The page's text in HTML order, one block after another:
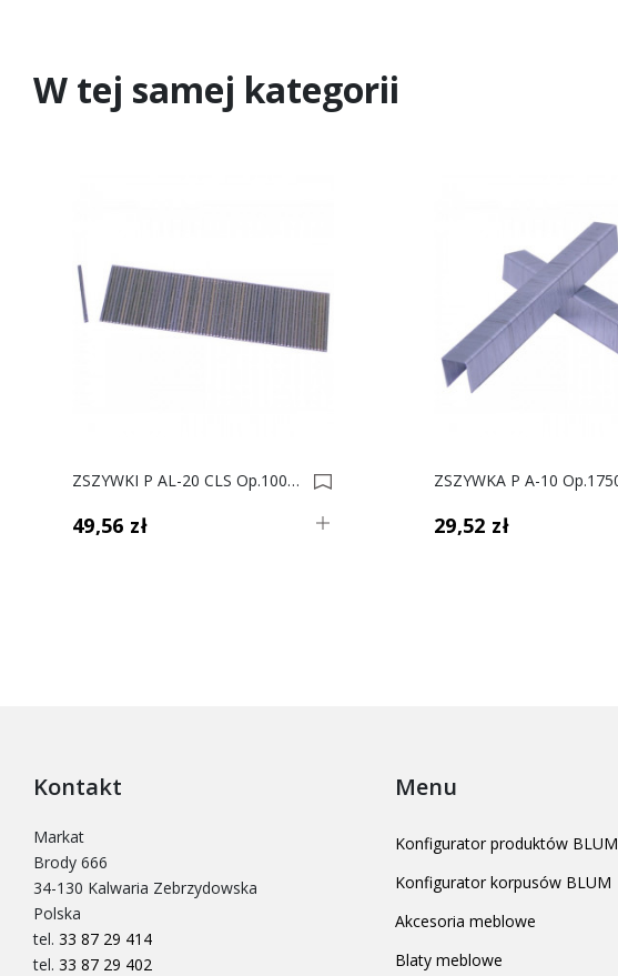
W tej samej kategorii
ZSZYWKI P AL-20 CLS Op.10000 0001210
49,56 zł 29,52 zł
Kontakt
Markat
Brody 666
34-130 Kalwaria Zebrzydowska
Polska
tel. 33 87 29 414
tel. 33 87 29 402
Menu
Konfigurator produktów BLUM
Konfigurator korpusów BLUM
Akcesoria meblowe
Blaty meblowe